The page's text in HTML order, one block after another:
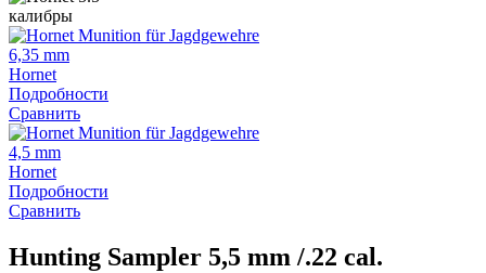
калибры
6,35 mm
Hornet
Подробности
Сравнить
4,5 mm
Hornet
Подробности
Сравнить
Hunting Sampler 5,5 mm /.22 cal.